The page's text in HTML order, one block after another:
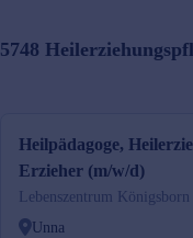
5748
Heilpädagoge,
Erzieher (m/w/d)
Lebenszentrum Königsborn
Unna